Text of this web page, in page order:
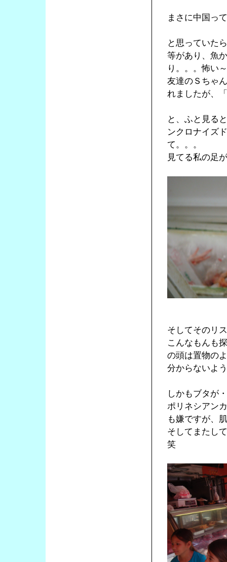
まさに中国っ
と思っていた
等があり、魚
り。。。怖い～
友達のＳちゃ
れましたが、
と、ふと見る
ンクロナイズ
て。。。
見てる私の足
そしてそのリ
こんなもんも
の頭は置物の
分からないよ
しかもブタが
ポリネシアン
も嫌ですが、
そしてまたし
笑